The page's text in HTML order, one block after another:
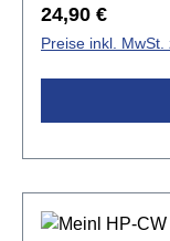
Rückständen
versiegeln.Bitte
gründlich mit
Wasser
aufbewahren!
der
Regulärer
24,90 €
Preise inkl.